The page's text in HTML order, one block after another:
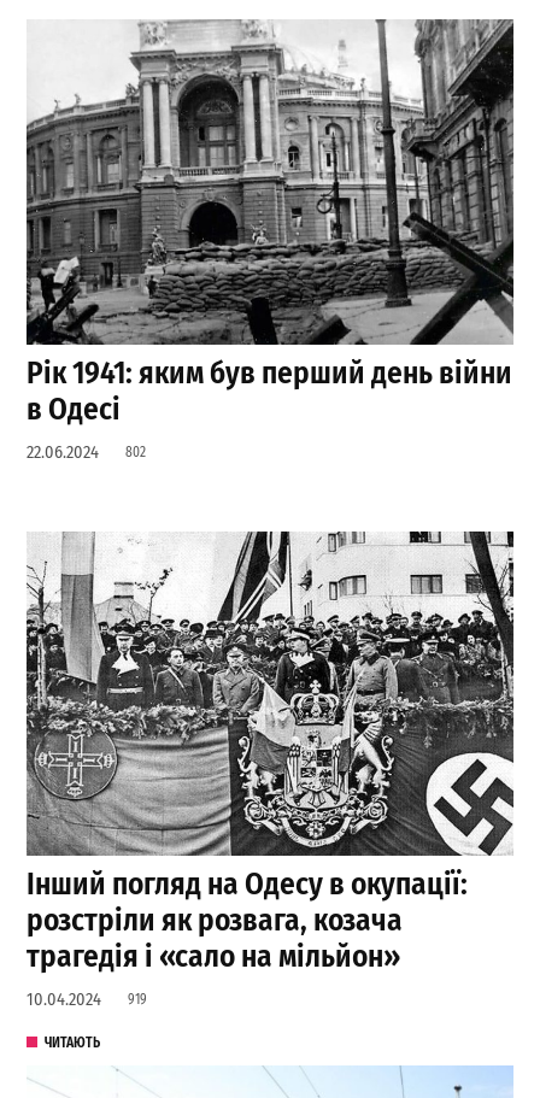
Рік 1941: яким був перший день війни
в Одесі
22.06.2024 802
Інший погляд на Одесу в окупації:
розстріли як розвага, козача
трагедія і «сало на мільйон»
10.04.2024 919
ЧИТАЮТЬ